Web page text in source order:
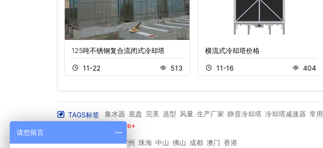
125吨不锈钢复合流闭式冷却塔
11-22 513
横流式冷却塔价格
11-16 404
TAGS标签 集水器 底盘 完美 选型 风量 生产厂家 静音冷却塔 冷却塔减速器 常用
More+
其他城市 深圳 广州 珠海 中山 佛山 成都 澳门 香港
请您留言